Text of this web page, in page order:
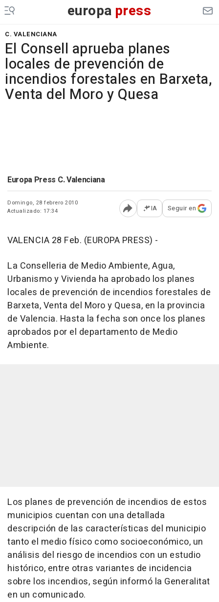
europa press
C. VALENCIANA
El Consell aprueba planes
locales de prevención de
incendios forestales en Barxeta,
Venta del Moro y Quesa
Europa Press C. Valenciana
Domingo, 28 febrero 2010
Actualizado: 17:34
Abrir opciones para
IA Seguir en
VALENCIA 28 Feb. (EUROPA PRESS) -
La Conselleria de Medio Ambiente, Agua,
Urbanismo y Vivienda ha aprobado los planes
locales de prevención de incendios forestales de
Barxeta, Venta del Moro y Quesa, en la provincia
de Valencia. Hasta la fecha son once los planes
aprobados por el departamento de Medio
Ambiente.
Los planes de prevención de incendios de estos
municipios cuentan con una detallada
descripción de las características del municipio
tanto el medio físico como socioeconómico, un
análisis del riesgo de incendios con un estudio
histórico, entre otras variantes de incidencia
sobre los incendios, según informó la Generalitat
en un comunicado.